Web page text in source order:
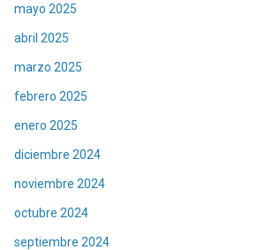
mayo 2025
abril 2025
marzo 2025
febrero 2025
enero 2025
diciembre 2024
noviembre 2024
octubre 2024
septiembre 2024